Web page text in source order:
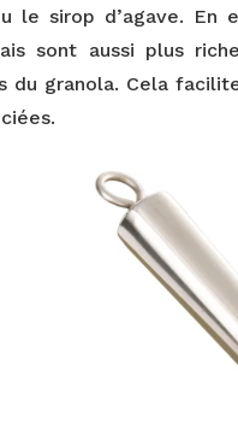
le sirop d’agave.
sont aussi plus
du granola. Cela